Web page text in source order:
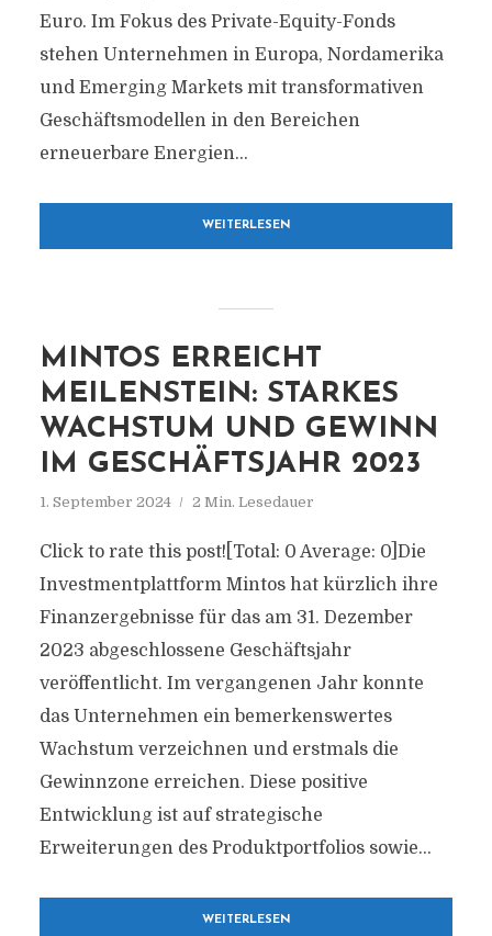
Euro. Im Fokus des Private-Equity-Fonds
stehen Unternehmen in Europa, Nordamerika
und Emerging Markets mit transformativen
Geschäftsmodellen in den Bereichen
erneuerbare Energien...
WEITERLESEN
MINTOS ERREICHT
MEILENSTEIN: STARKES
WACHSTUM UND GEWINN
IM GESCHÄFTSJAHR 2023
1. September 2024 2 Min. Lesedauer
Click to rate this post![Total: 0 Average: 0]Die
Investmentplattform Mintos hat kürzlich ihre
Finanzergebnisse für das am 31. Dezember
2023 abgeschlossene Geschäftsjahr
veröffentlicht. Im vergangenen Jahr konnte
das Unternehmen ein bemerkenswertes
Wachstum verzeichnen und erstmals die
Gewinnzone erreichen. Diese positive
Entwicklung ist auf strategische
Erweiterungen des Produktportfolios sowie...
WEITERLESEN